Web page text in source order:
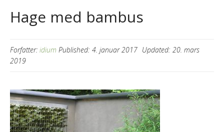
Hage med bambus
Forfatter: idium Published: 4. januar 2017 Updated: 20. mars
2019